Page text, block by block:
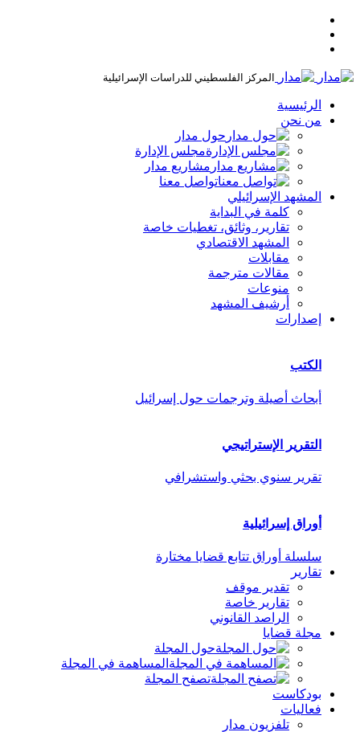
المركز الفلسطيني للدراسات الإسرائيلية
الرئيسية
من نحن
حول مدار
مجلس الإدارة
مشاريع مدار
تواصل معنا
المشهد الإسرائيلي
كلمة في البداية
تقارير، وثائق، تغطيات خاصة
المشهد الاقتصادي
مقابلات
مقالات مترجمة
منوعات
أرشيف المشهد
إصدارات
الكتب
أبحاث أصيلة وترجمات حول إسرائيل
التقرير الإستراتيجي
تقرير سنوي بحثي واستشرافي
أوراق إسرائيلية
سلسلة أوراق تتابع قضايا مختارة
تقارير
تقدير موقف
تقارير خاصة
الراصد القانوني
مجلة قضايا
حول المجلة
المساهمة في المجلة
تصفح المجلة
بودكاست
فعاليات
تلفزيون مدار